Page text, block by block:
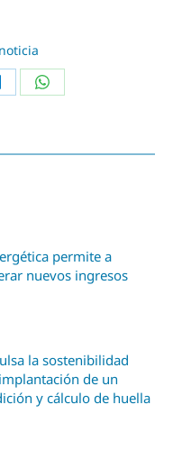
permite a
nuevos ingresos
la sostenibilidad
de un
y cálculo de huella